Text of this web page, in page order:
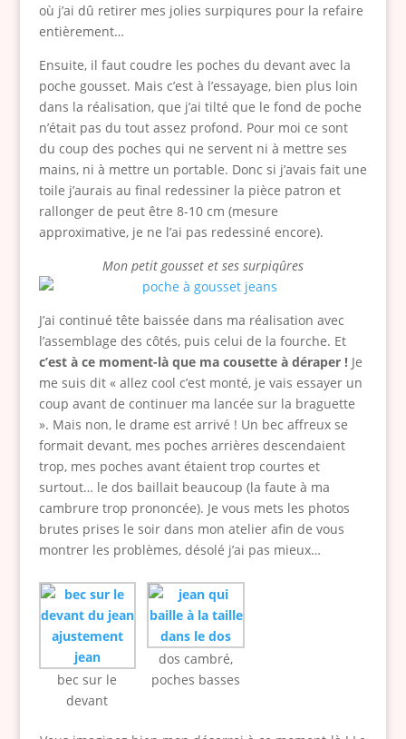
où j’ai dû retirer mes jolies surpiqures pour la refaire
entièrement…
Ensuite, il faut coudre les poches du devant avec la
poche gousset. Mais c’est à l’essayage, bien plus loin
dans la réalisation, que j’ai tilté que le fond de poche
n’était pas du tout assez profond. Pour moi ce sont
du coup des poches qui ne servent ni à mettre ses
mains, ni à mettre un portable. Donc si j’avais fait une
toile j’aurais au final redessiner la pièce patron et
rallonger de peut être 8-10 cm (mesure
approximative, je ne l’ai pas redessiné encore).
Mon petit gousset et ses surpiqûres
J’ai continué tête baissée dans ma réalisation avec
l’assemblage des côtés, puis celui de la fourche. Et
c’est à ce moment-là que ma cousette à déraper !Je
me suis dit « allez cool c’est monté, je vais essayer un
coup avant de continuer ma lancée sur la braguette
». Mais non, le drame est arrivé ! Un bec affreux se
formait devant, mes poches arrières descendaient
trop, mes poches avant étaient trop courtes et
surtout… le dos baillait beaucoup (la faute à ma
cambrure trop prononcée). Je vous mets les photos
brutes prises le soir dans mon atelier afin de vous
montrer les problèmes, désolé j’ai pas mieux…
bec sur le
devant
dos cambré,
poches basses